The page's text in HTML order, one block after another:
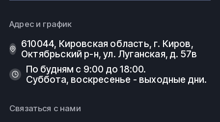
Адрес и график
610044, Кировская область, г. Киров, ​
Октябрьский р-н, ​ул. Луганская, д. 57в
По будням с 9:00 до 18:00.
Суббота, воскресенье - выходные дни.
Связаться с нами